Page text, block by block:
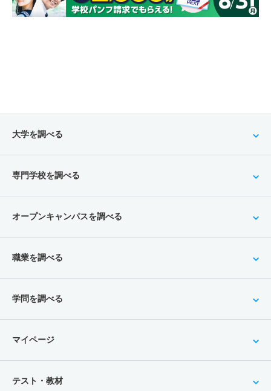
大学を調べる
専門学校を調べる
オープンキャンパスを調べる
職業を調べる
学問を調べる
マイページ
テスト・教材